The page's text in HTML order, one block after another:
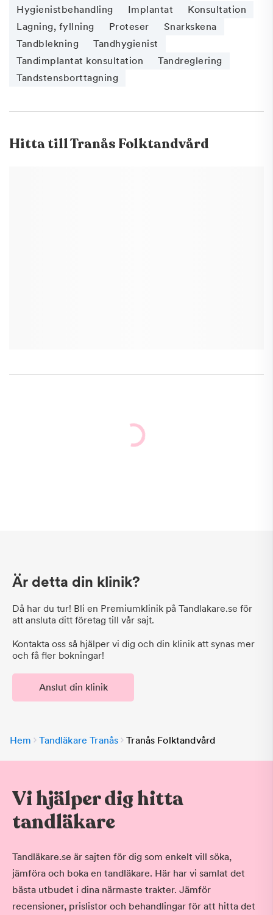
Hygienistbehandling Implantat
Konsultation
Lagning, fyllning
Proteser
Snarkskena
Tandblekning
Tandhygienist
Tandimplantat konsultation
Tandreglering
Tandstensborttagning
Hitta tillTranås Folktandvård
Är detta din klinik?
Då har du tur! Bli en Premiumklinik på Tandlakare.se för
att ansluta ditt företag till vår sajt.
Kontakta oss så hjälper vi dig och din klinik att synas mer
och få fler bokningar!
Anslut din klinik
Hem Tandläkare Tranås Tranås Folktandvård
Vi hjälper dig hitta
tandläkare
Tandläkare.se är sajten för dig som enkelt vill söka,
jämföra och boka en tandläkare. Här har vi samlat det
bästa utbudet i dina närmaste trakter. Jämför
recensioner, prislistor och behandlingar för att hitta det